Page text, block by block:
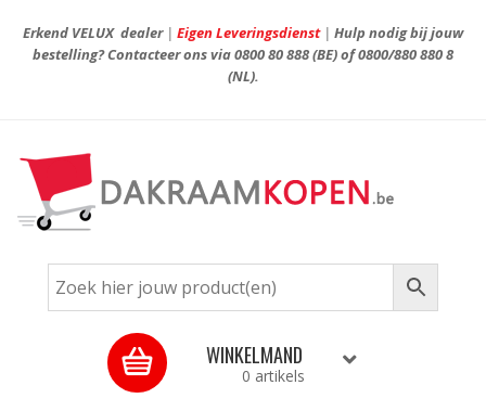
Erkend VELUX dealer| Eigen Leveringsdienst| Hulp nodig bij jouw
bestelling? Contacteer ons via0800 80 888(BE) of0800/880 880 8
(NL).
WINKELMAND
0 artikels